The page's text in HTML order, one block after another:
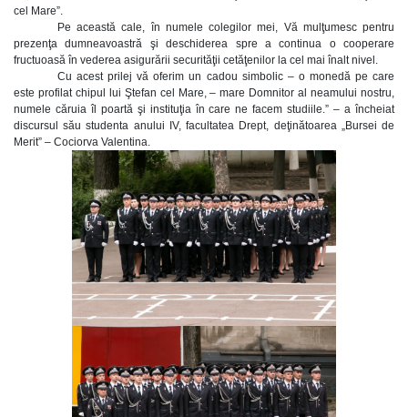
cel Mare”.
Pe această cale, în numele colegilor mei, Vă mulţumesc pentru
prezenţa dumneavoastră şi deschiderea spre a continua o cooperare
fructuoasă în vederea asigurării securităţii cetăţenilor la cel mai înalt nivel.
Cu acest prilej vă oferim un cadou simbolic – o monedă pe care
este profilat chipul lui Ştefan cel Mare, – mare Domnitor al neamului nostru,
numele căruia îl poartă şi instituţia în care ne facem studiile.” – a încheiat
discursul său studenta anului IV, facultatea Drept, deţinătoarea „Bursei de
Merit” – Cociorva Valentina.